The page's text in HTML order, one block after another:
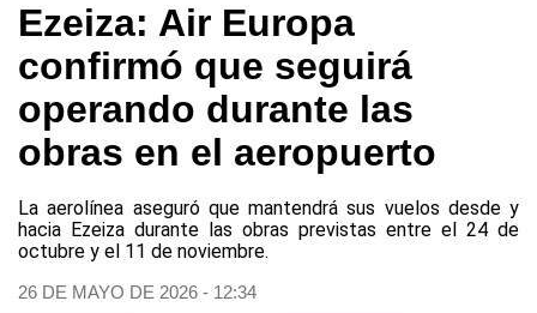
Ezeiza: Air Europa
confirmó que seguirá
operando durante las
obras en el aeropuerto
La aerolínea aseguró que mantendrá sus vuelos desde y
hacia Ezeiza durante las obras previstas entre el 24 de
octubre y el 11 de noviembre.
26 DE MAYO DE 2026 - 12:34